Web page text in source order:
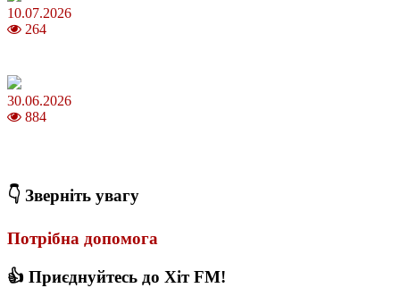
10.07.2026
264
30.06.2026
884
👇 Зверніть увагу
Потрібна допомога
👍 Приєднуйтесь до Хіт FM!